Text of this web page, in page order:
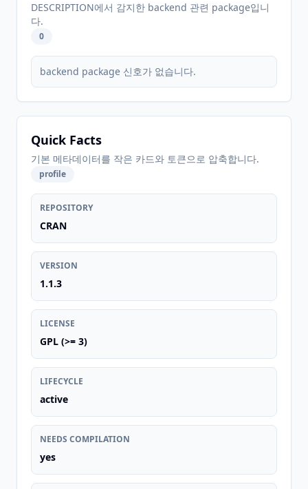
DESCRIPTION에서 감지한 backend 관련 package입니
다.
0
backend package 신호가 없습니다.
Quick Facts
기본 메타데이터를 작은 카드와 토큰으로 압축합니다.
profile
REPOSITORY
CRAN
VERSION
1.1.3
LICENSE
GPL (>= 3)
LIFECYCLE
active
NEEDS COMPILATION
yes